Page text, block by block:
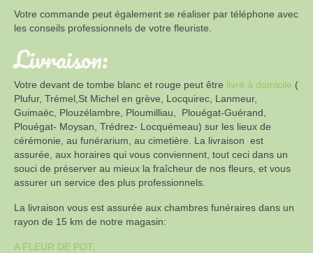
Votre commande peut également se réaliser par téléphone avec
les conseils professionnels de votre fleuriste.
Livraison:
Votre devant de tombe blanc et rouge peut être livré à domicile (
Plufur, Trémel,St Michel en grève, Locquirec, Lanmeur,
Guimaëc, Plouzélambre, Ploumilliau, Plouégat-Guérand,
Plouégat- Moysan, Trédrez- Locquémeau) sur les lieux de
cérémonie, au funérarium, au cimetière. La livraison est
assurée, aux horaires qui vous conviennent, tout ceci dans un
souci de préserver au mieux la fraîcheur de nos fleurs, et vous
assurer un service des plus professionnels.
La livraison vous est assurée aux chambres funéraires dans un
rayon de 15 km de notre magasin:
A FLEUR DE POT,